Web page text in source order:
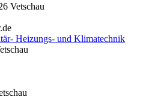
Vetschau
Heizungs- und Klimatechnik